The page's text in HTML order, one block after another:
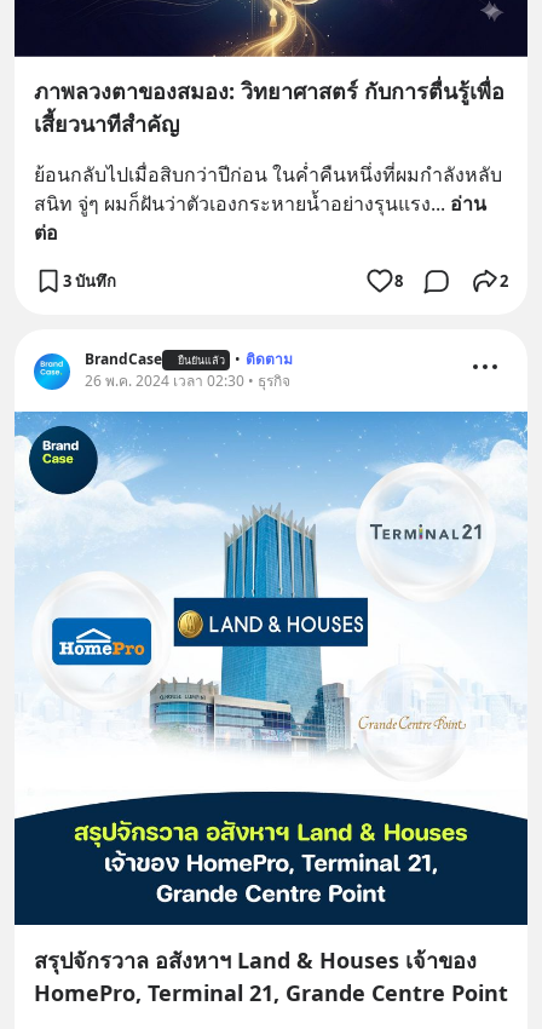
ภาพลวงตาของสมอง: วิทยาศาสตร์ กับการตื่นรู้เพื่อ
เสี้ยวนาทีสำคัญ
ย้อนกลับไปเมื่อสิบกว่าปีก่อน ในค่ำคืนหนึ่งที่ผมกำลังหลับ
สนิท จู่ๆ ผมก็ฝันว่าตัวเองกระหายน้ำอย่างรุนแรง... อ่าน
ต่อ
3 บันทึก 8 2
BrandCase ยืนยันแล้ว • ติดตาม
26 พ.ค. 2024 เวลา 02:30 • ธุรกิจ
สรุปจักรวาล อสังหาฯ Land & Houses เจ้าของ
HomePro, Terminal 21, Grande Centre Point